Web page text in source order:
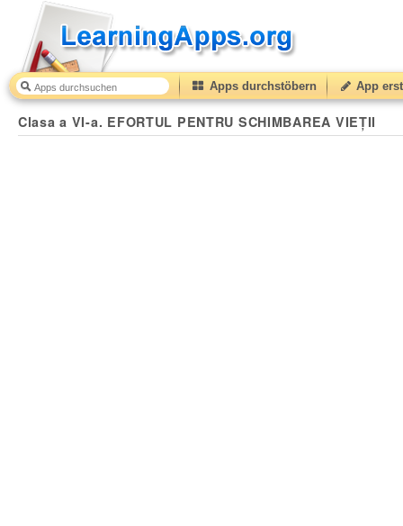
Apps durchstöbern App
Clasa a VI-a. EFORTUL PENTRU SCHIMBAREA VIEȚII